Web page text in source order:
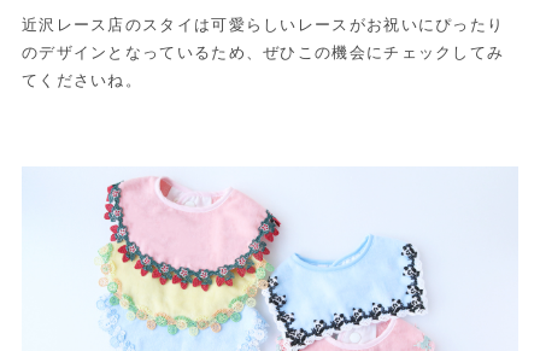
近沢レース店のスタイは可愛らしいレースがお祝いにぴったり
のデザインとなっているため、ぜひこの機会にチェックしてみ
てくださいね。